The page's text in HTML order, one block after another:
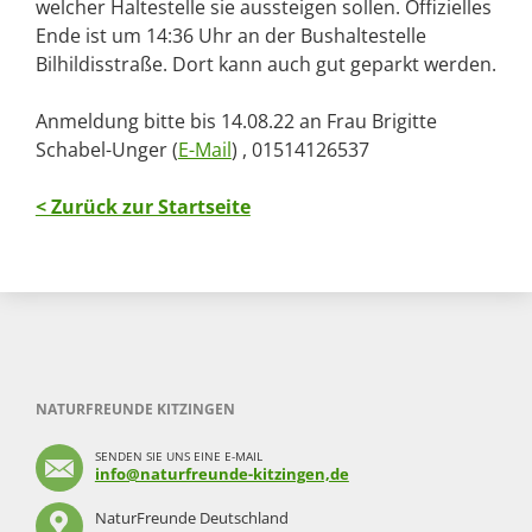
welcher Haltestelle sie aussteigen sollen. Offizielles
Ende ist um 14:36 Uhr an der Bushaltestelle
Bilhildisstraße. Dort kann auch gut geparkt werden.
Anmeldung bitte bis 14.08.22 an Frau Brigitte
Schabel-Unger (E-Mail) , 01514126537
< Zurück zur Startseite
NATURFREUNDE KITZINGEN
SENDEN SIE UNS EINE E-MAIL
info@naturfreunde-kitzingen,de
NaturFreunde Deutschland